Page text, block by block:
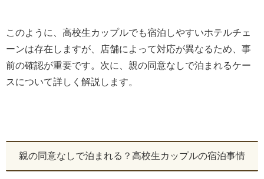
このように、高校生カップルでも宿泊しやすいホテルチェ
ーンは存在しますが、店舗によって対応が異なるため、事
前の確認が重要です。次に、親の同意なしで泊まれるケー
スについて詳しく解説します。
親の同意なしで泊まれる？高校生カップルの宿泊事情